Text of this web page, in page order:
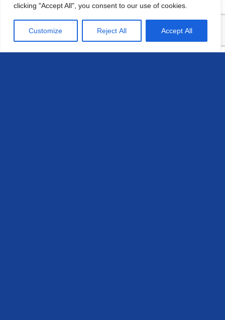
clicking "Accept All", you consent to our use of cookies.
Customize Reject All Accept All